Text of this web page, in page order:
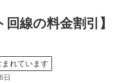
線の料金割引】
れています
日